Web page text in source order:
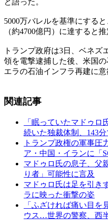
と語った。
5000万バレルを基準にする
（約4700億円）に達すると推
トランプ政府は3日、ベネズ
領を電撃逮捕した後、米国
エラの石油インフラ再建に意
関連記事
「眠っていたマドゥ
続いた独裁体制、143
トランプ政権の軍事圧
ア・中国・イランに「
マドゥロ氏の息子、父
り者」可能性に言及
マドゥロ氏は足を引き
ラに映った衝撃の姿
「ふざければ痛い目を
ウス…世界の警察、西